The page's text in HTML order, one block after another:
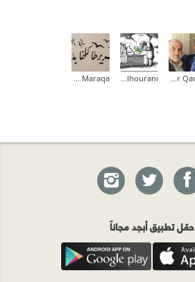
Omar Qadan
Asem Alhourani
Zeina M.I Maraqa
حمّل تطبيق أبجد مجاناً